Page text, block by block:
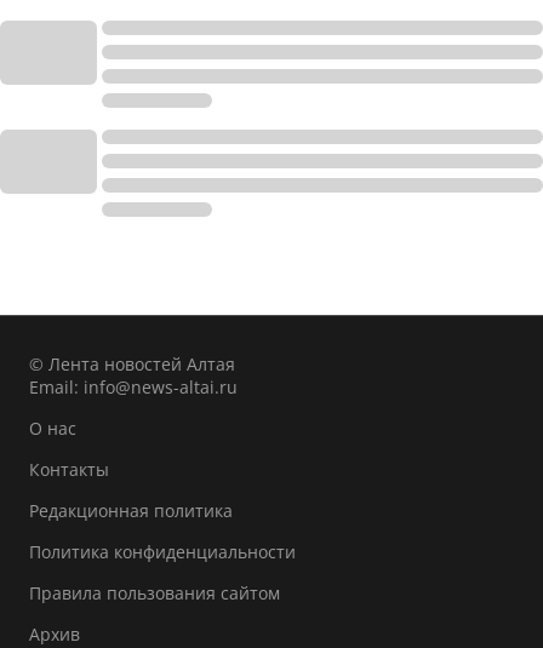
© Лента новостей Алтая
Email: info@news-altai.ru
О нас
Контакты
Редакционная политика
Политика конфиденциальности
Правила пользования сайтом
Архив